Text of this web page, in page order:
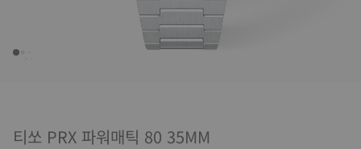
티쏘 PRX 파워매틱 80 35MM